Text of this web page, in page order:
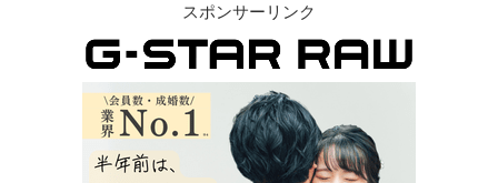
スポンサーリンク